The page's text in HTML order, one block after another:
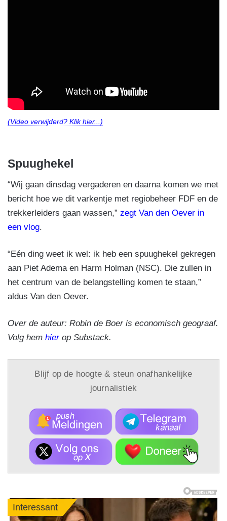
(Video verwijderd? Klik hier...)
Spuughekel
“Wij gaan dinsdag vergaderen en daarna komen we met
bericht hoe we dit varkentje met regiobeheer FDF en de
trekkerleiders gaan wassen,” zegt Van den Oever in
een vlog.
“Eén ding weet ik wel: ik heb een spuughekel gekregen
aan Piet Adema en Harm Holman (NSC). Die zullen in
het centrum van de belangstelling komen te staan,”
aldus Van den Oever.
Over de auteur: Robin de Boer is economisch geograaf.
Volg hem hierop Substack.
Blijf op de hoogte & steun onafhankelijke
journalistiek
Interessant